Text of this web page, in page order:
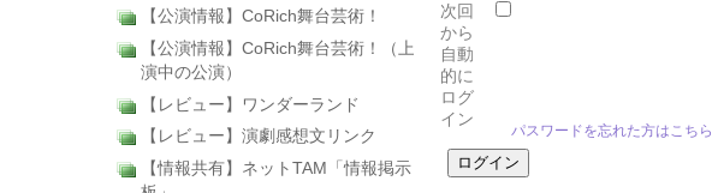
【公演情報】CoRich舞台芸術！
【公演情報】CoRich舞台芸術！（上
演中の公演）
【レビュー】ワンダーランド
【レビュー】演劇感想文リンク
【情報共有】ネットTAM「情報掲示
次回
から
自動
的に
ログ
イン
パスワードを忘れた方はこちら